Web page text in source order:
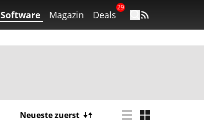
Software Magazin Deals
29
Neueste zuerst